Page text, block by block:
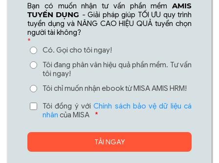
Bạn có muốn nhận tư vấn phần mềm AMIS
TUYỂN DỤNG - Giải pháp giúp TỐI ƯU quy trình
tuyển dụng và NÂNG CAO HIỆU QUẢ tuyển chọn
người tài không?
*
Có. Gọi cho tôi ngay!
Tôi đang phân vân hiệu quả phần mềm. Tư vấn
tôi ngay!
Tôi chỉ muốn nhận ebook từ MISA AMIS HRM!
Tôi đồng ý vớiChính sách bảo vệ dữ liệu cá
nhân của MISA *